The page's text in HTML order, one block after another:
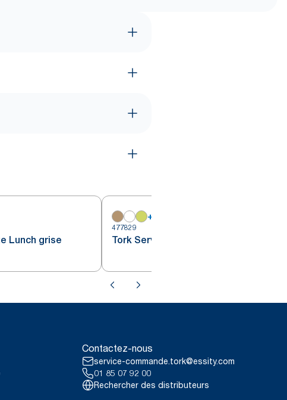
Lunch grise
+
477829
Tork Serviette Cocktail noire
Contactez-nous
service-commande.tork@essity.com
01 85 07 92 00
Rechercher des distributeurs